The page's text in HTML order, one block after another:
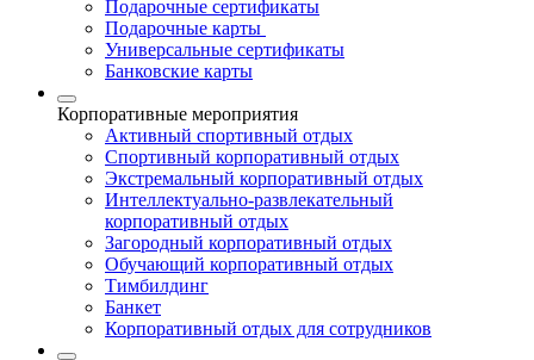
Подарочные сертификаты
Подарочные карты
Универсальные сертификаты
Банковские карты
Корпоративные мероприятия
Активный спортивный отдых
Спортивный корпоративный отдых
Экстремальный корпоративный отдых
Интеллектуально-развлекательный
корпоративный отдых
Загородный корпоративный отдых
Обучающий корпоративный отдых
Тимбилдинг
Банкет
Корпоративный отдых для сотрудников